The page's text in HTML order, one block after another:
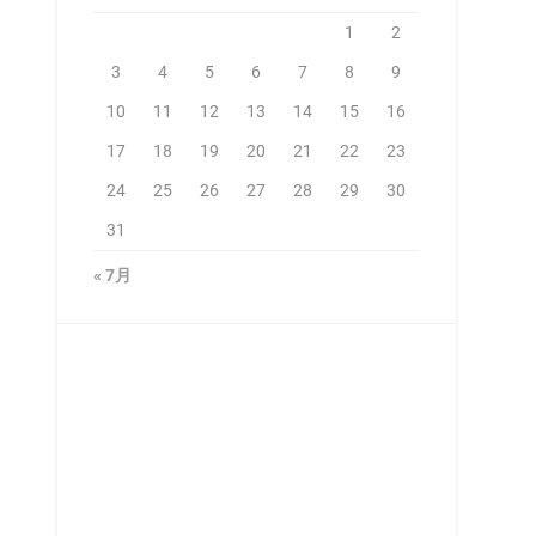
1 2
3 4 5 6 7 8 9
10 11 12 13 14 15 16
17 18 19 20 21 22 23
24 25 26 27 28 29 30
31
« 7月